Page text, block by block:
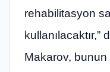
rehabilitasyon
Makarov,